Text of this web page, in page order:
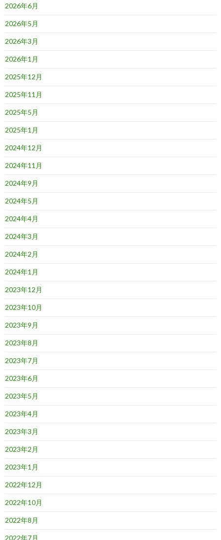
2026年6月
2026年5月
2026年3月
2026年1月
2025年12月
2025年11月
2025年5月
2025年1月
2024年12月
2024年11月
2024年9月
2024年5月
2024年4月
2024年3月
2024年2月
2024年1月
2023年12月
2023年10月
2023年9月
2023年8月
2023年7月
2023年6月
2023年5月
2023年4月
2023年3月
2023年2月
2023年1月
2022年12月
2022年10月
2022年8月
2022年7月